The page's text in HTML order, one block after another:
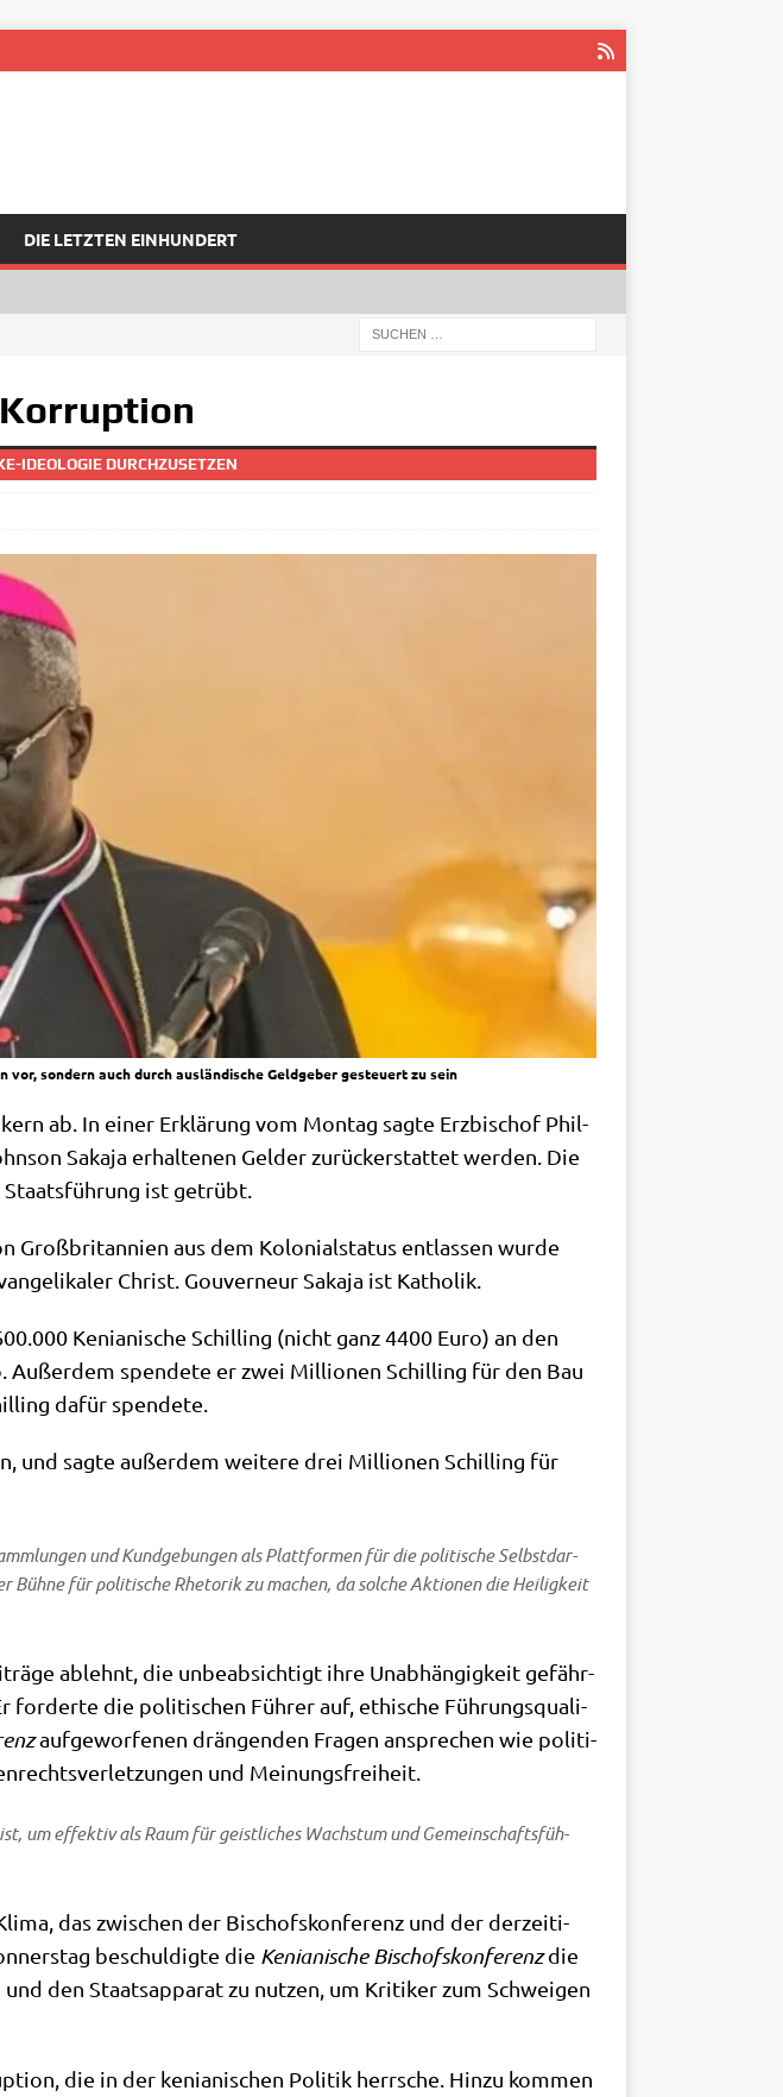
DIE LETZTEN EINHUNDERT
IDEOLOGIE DURCHZUSETZEN
sondern auch durch ausländische Geldgeber gesteuert zu sein
ab. In einer Erklä­rung vom Mon­tag sag­te Erz­bi­schof Phil­
Saka­ja erhal­te­nen Gel­der zurück­er­stat­tet wer­den. Die
ist getrübt.
Groß­bri­tan­ni­en aus dem Kolo­ni­al­sta­tus ent­las­sen wur­de
Christ. Gou­ver­neur Saka­ja ist Katholik.
Kenia­ni­sche Schil­ling (nicht ganz 4400 Euro) an den
spen­de­te er zwei Mil­lio­nen Schil­ling für den Bau
dafür spendete.
und sag­te außer­dem wei­te­re drei Mil­lio­nen Schil­ling für
und Kund­ge­bun­gen als Platt­for­men für die poli­ti­sche Selbst­dar­
für poli­ti­sche Rhe­to­rik zu machen, da sol­che Aktio­nen die Hei­lig­keit
ablehnt, die unbe­ab­sich­tigt ihre Unab­hän­gig­keit gefähr­
for­der­te die poli­ti­schen Füh­rer auf, ethi­sche Füh­rungs­qua­li­
auf­ge­wor­fe­nen drän­gen­den Fra­gen anspre­chen wie poli­ti­
und Meinungsfreiheit.
um effek­tiv als Raum für geist­li­ches Wachs­tum und Gemein­schafts­füh­
das zwi­schen der Bischofs­kon­fe­renz und der der­zei­ti­
beschul­dig­te die Kenia­ni­sche Bischofs­kon­fe­renzdie
den Staats­ap­pa­rat zu nut­zen, um Kri­ti­ker zum Schwei­gen
die in der kenia­ni­schen Poli­tik herr­sche. Hin­zu kom­men